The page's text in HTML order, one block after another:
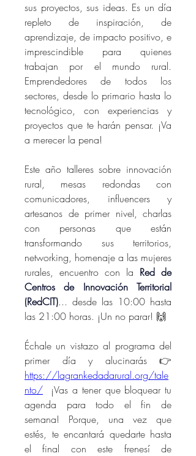
sus proyectos, sus ideas. Es un día
repleto de inspiración, de
aprendizaje, de impacto positivo, e
imprescindible para quienes
trabajan por el mundo rural.
Emprendedores de todos los
sectores, desde lo primario hasta lo
tecnológico, con experiencias y
proyectos que te harán pensar. ¡Va
a merecer la pena!
Este año talleres sobre innovación
rural, mesas redondas con
comunicadores, influencers y
artesanos de primer nivel, charlas
con personas que están
transformando sus territorios,
networking, homenaje a las mujeres
rurales, encuentro con la Red de
Centros de Innovación Territorial
(RedCIT)... desde las 10:00 hasta
las 21:00 horas. ¡Un no parar! 🙌
Échale un vistazo al programa del
https://lagrankedadarural.org/tale
nto/
¡Vas a tener que bloquear tu
agenda para todo el fin de
semana! Porque, una vez que
estés, te encantará quedarte hasta
el final con este frenesí de